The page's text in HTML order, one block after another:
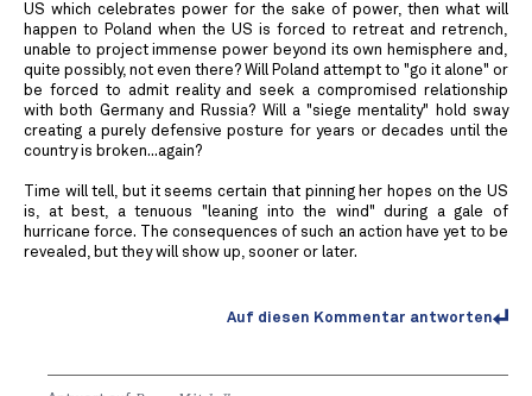
US which celebrates power for the sake of power, then what will
happen to Poland when the US is forced to retreat and retrench,
unable to project immense power beyond its own hemisphere and,
quite possibly, not even there? Will Poland attempt to "go it alone" or
be forced to admit reality and seek a compromised relationship
with both Germany and Russia? Will a "siege mentality" hold sway
creating a purely defensive posture for years or decades until the
country is broken...again?
Time will tell, but it seems certain that pinning her hopes on the US
is, at best, a tenuous "leaning into the wind" during a gale of
hurricane force. The consequences of such an action have yet to be
revealed, but they will show up, sooner or later.
Auf diesen Kommentar antworten